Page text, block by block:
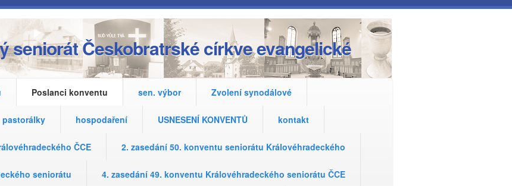
seniorát Českobratrské církve evangelické
Poslanci konventu sen. výbor Zvolení synodálové
pastorálky hospodaření USNESENÍ KONVENTŮ kontakt
ČCE 2. zasedání 50. konventu seniorátu Královéhradeckého
seniorátu 4. zasedání 49. konventu Královéhradeckého seniorátu ČCE